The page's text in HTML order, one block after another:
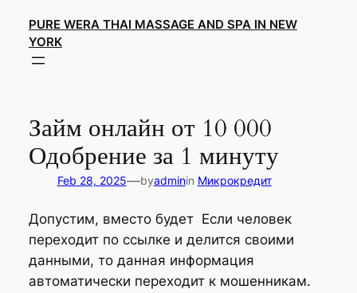
content
PURE WERA THAI MASSAGE AND SPA IN NEW
YORK
Займ онлайн от 10 000
Одобрение за 1 минуту
Feb 28, 2025—byadminin Микрокредит
Допустим, вместо будет Если человек
переходит по ссылке и делится своими
данными, то данная информация
автоматически переходит к мошенникам.